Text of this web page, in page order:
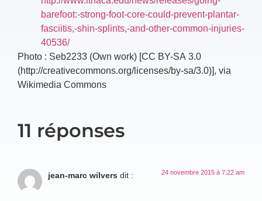
barefoot:-strong-foot-core-could-prevent-plantar-
fasciitis,-shin-splints,-and-other-common-injuries-
40536/
Photo : Seb2233 (Own work) [CC BY-SA 3.0
(http://creativecommons.org/licenses/by-sa/3.0)], via
Wikimedia Commons
11 réponses
jean-marc wilvers dit : 24 novembre 2015 à 7:22 am